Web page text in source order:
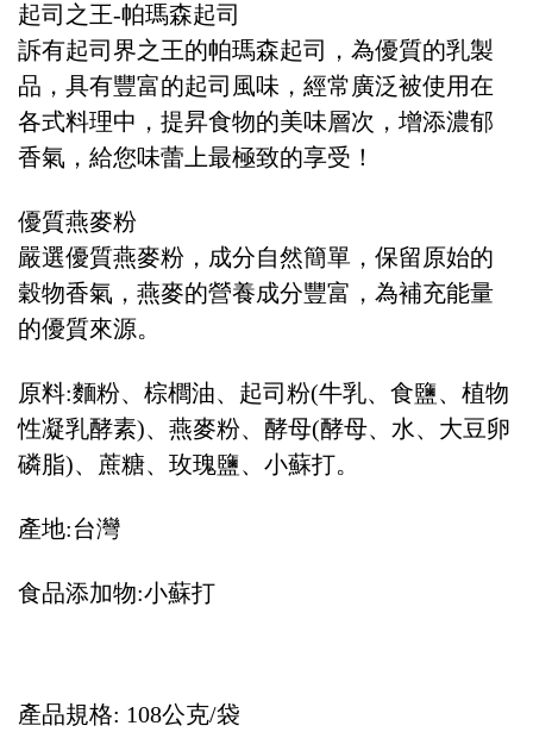
起司之王-帕瑪森起司
訴有起司界之王的帕瑪森起司，為優質的乳製
品，具有豐富的起司風味，經常廣泛被使用在
各式料理中，提昇食物的美味層次，增添濃郁
香氣，給您味蕾上最極致的享受！
優質燕麥粉
嚴選優質燕麥粉，成分自然簡單，保留原始的
穀物香氣，燕麥的營養成分豐富，為補充能量
的優質來源。
原料:麵粉、棕櫚油、起司粉(牛乳、食鹽、植物
性凝乳酵素)、燕麥粉、酵母(酵母、水、大豆卵
磷脂)、蔗糖、玫瑰鹽、小蘇打。
產地:台灣
食品添加物:小蘇打
產品規格: 108公克/袋